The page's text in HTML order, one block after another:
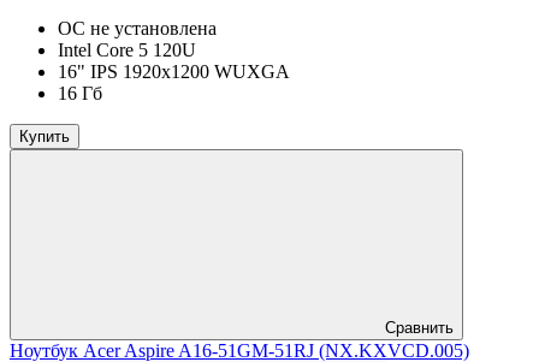
ОС не установлена
Intel Core 5 120U
16" IPS 1920x1200 WUXGA
16 Гб
Купить
Сравнить
Ноутбук Acer Aspire A16-51GM-51RJ (NX.KXVCD.005)